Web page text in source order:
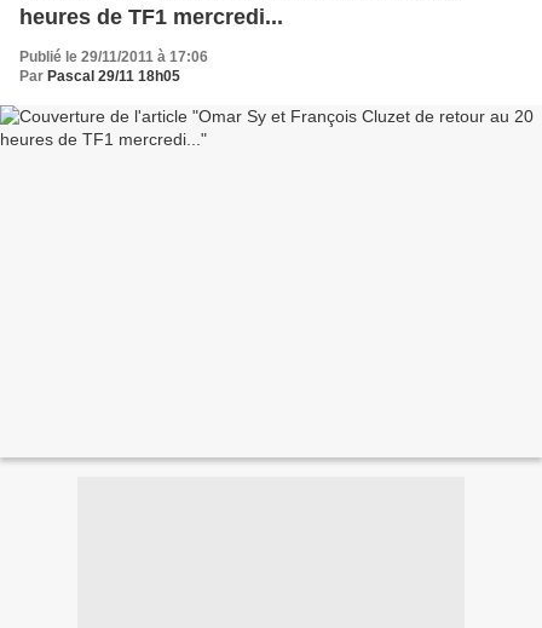
heures de TF1 mercredi...
Publié le 29/11/2011 à 17:06
Par Pascal 29/11 18h05